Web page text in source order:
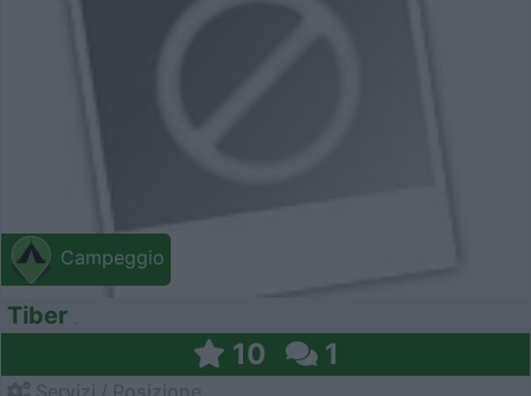
Campeggio
Tiber
10 1